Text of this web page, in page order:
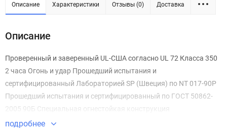
Описание Характеристики Отзывы (0) Доставка
Описание
Проверенный и заверенный UL-США согласно UL 72 Класса 350
2 часа Огонь и удар Прошедший испытания и
сертифицированный Лабораторией SP (Швеция) по NT 017-90P
Прошедший испытания и сертифицированный по ГОСТ 50862-
2005 90Б Специальная огнестойкая конструкция
подробнее